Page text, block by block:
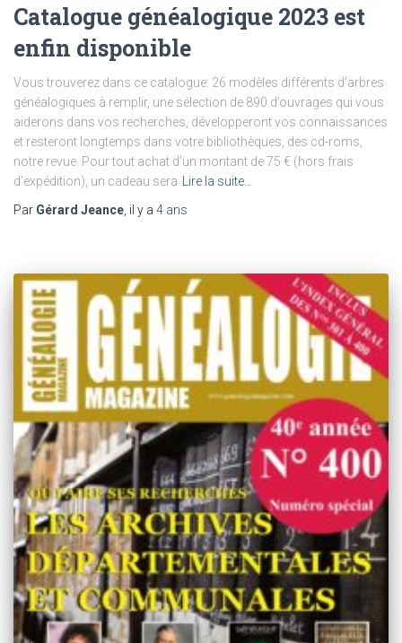
Catalogue généalogique 2023 est
enfin disponible
Vous trouverez dans ce catalogue: 26 modèles différents d’arbres
généalogiques à remplir, une sélection de 890 d’ouvrages qui vous
aiderons dans vos recherches, développeront vos connaissances
et resteront longtemps dans votre bibliothèques, des cd-roms,
notre revue. Pour tout achat d’un montant de 75 € (hors frais
d’expédition), un cadeau sera Lire la suite…
Par Gérard Jeance , il y a 4 ans